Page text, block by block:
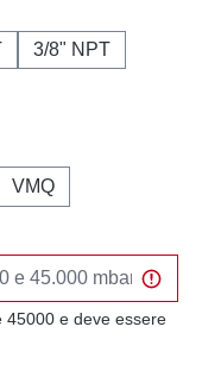
3/8" NPT
VMQ
45000 e deve essere